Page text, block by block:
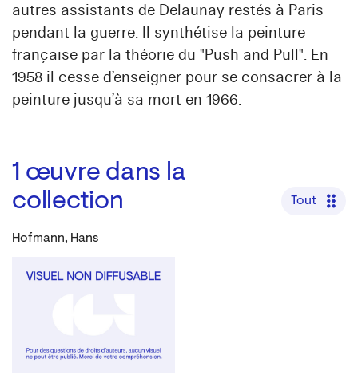
autres assistants de Delaunay restés à Paris
pendant la guerre. Il synthétise la peinture
française par la théorie du "Push and Pull". En
1958 il cesse d’enseigner pour se consacrer à la
peinture jusqu’à sa mort en 1966.
1 œuvre dans la
collection
Tout
Hofmann, Hans